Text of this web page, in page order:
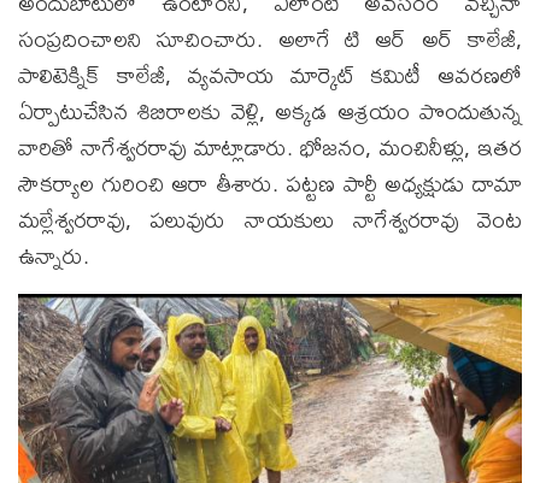
సంప్రదించాలని సూచించారు. అలాగే టి ఆర్ అర్ కాలేజీ,
పాలిటెక్నిక్ కాలేజీ, వ్యవసాయ మార్కెట్ కమిటీ ఆవరణలో
ఏర్పాటుచేసిన శిబిరాలకు వెళ్లి, అక్కడ ఆశ్రయం పొందుతున్న
వారితో నాగేశ్వరరావు మాట్లాడారు. భోజనం, మంచినీళ్లు, ఇతర
సౌకర్యాల గురించి ఆరా తీశారు. పట్టణ పార్టీ అధ్యక్షుడు దామా
మల్లేశ్వరరావు, పలువురు నాయకులు నాగేశ్వరరావు వెంట
ఉన్నారు.